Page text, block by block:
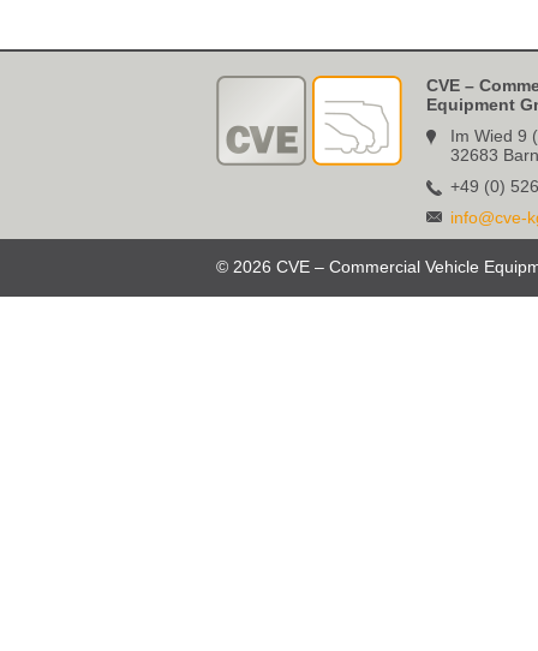
CVE –
Equipment
Im Wied 9
32683
+49 (0)
info@cve-
© 2026 CVE – Commercial Vehicle